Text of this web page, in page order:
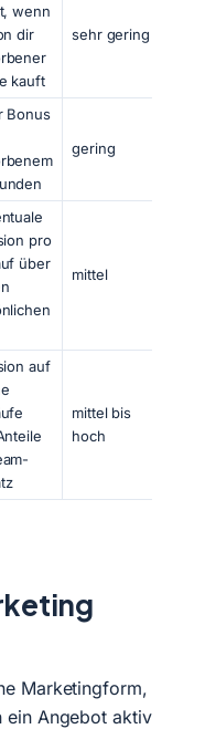
wenn
dir
kauft
sehr gering
Bonus
gering
pro
über
mittel
auf
mittel bis
hoch
Marketingform,
ein Angebot aktiv